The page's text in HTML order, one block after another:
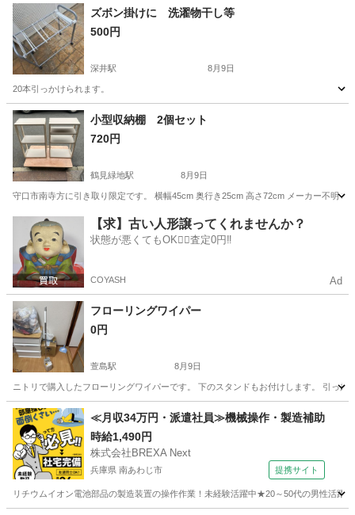
大阪 摂津市 南摂津駅 椅子
ズボン掛けに 洗濯物干し等
500円
深井駅 8月9日
20本引っかけられます。
大阪 堺市 深井駅 収納家具
小型収納棚 2個セット
720円
鶴見緑地駅 8月9日
守口市南寺方に引き取り限定です。 横幅45cm 奥行き25cm 高さ72cm メーカー不明
守口市 鶴見緑地駅 収納家具 小型
【求】古い人形譲ってくれませんか？
状態が悪くてもOK🙆‍♀️査定0円‼️
COYASH Ad
フローリングワイパー
0円
萱島駅 8月9日
ニトリで購入したフローリングワイパーです。 下のスタンドもお付けします。 引っ越
大阪 寝屋川市 萱島駅 家具 ワイパー
≪月収34万円・派遣社員≫機械操作・製造補助
時給1,490円
株式会社BREXA Next
兵庫県 南あわじ市 提携サイト
リチウムイオン電池部品の製造装置の操作作業！未経験活躍中★20～50代の男性活